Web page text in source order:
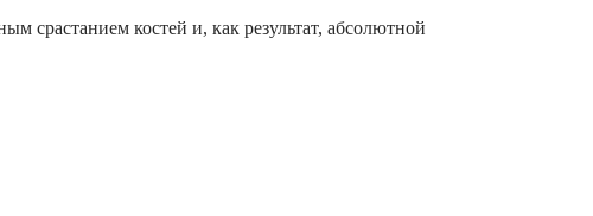
срастанием костей и, как результат, абсолютной